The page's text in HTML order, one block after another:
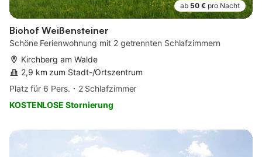
ab 50 € pro Nacht
Biohof Weißensteiner
Schöne Ferienwohnung mit 2 getrennten Schlafzimmern
Kirchberg am Walde
2,9 km zum Stadt-/Ortszentrum
Platz für 6 Pers.
2 Schlafzimmer
KOSTENLOSE Stornierung